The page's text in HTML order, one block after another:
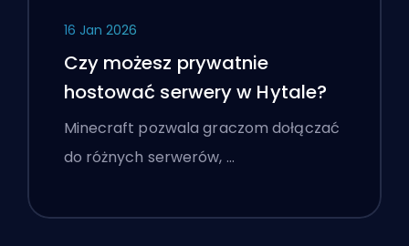
16 Jan 2026
Czy możesz prywatnie
hostować serwery w Hytale?
Minecraft pozwala graczom dołączać
do różnych serwerów, …